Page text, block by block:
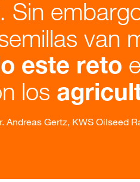
. Sin
van
este reto
los
Andreas Gertz, KWS Oilseed